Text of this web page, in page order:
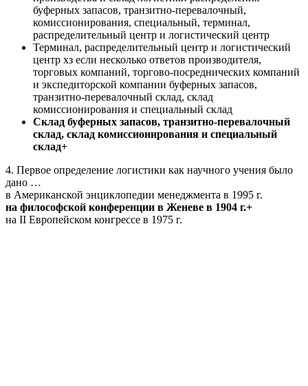
буферных запасов, транзитно-перевалочный,
комиссионирования, специальный, терминал,
распределительный центр и логистический центр
Терминал, распределительный центр и логистический
центр хз если несколько ответов производителя,
торговых компаний, торгово-посреднических компаний
и экспедиторской компании буферных запасов,
транзитно-перевалочный склад, склад
комиссионирования и специальный склад
Склад буферных запасов, транзитно-перевалочный
склад, склад комиссионирования и специальный
склад+
4. Первое определение логистики как научного учения было
дано …
в Американской энциклопедии менеджмента в 1995 г.
на философской конференции в Женеве в 1904 г.+
на II Европейском конгрессе в 1975 г.